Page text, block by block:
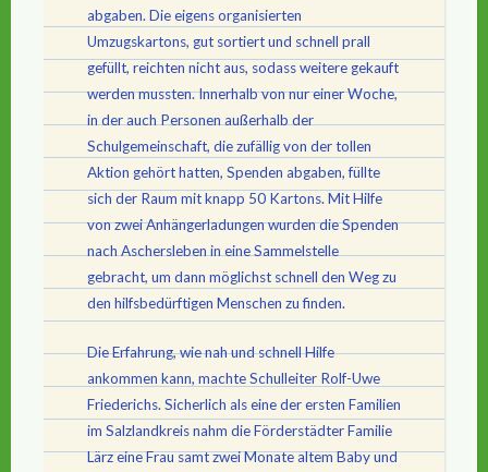
abgaben. Die eigens organisierten
Umzugskartons, gut sortiert und schnell prall
gefüllt, reichten nicht aus, sodass weitere gekauft
werden mussten. Innerhalb von nur einer Woche,
in der auch Personen außerhalb der
Schulgemeinschaft, die zufällig von der tollen
Aktion gehört hatten, Spenden abgaben, füllte
sich der Raum mit knapp 50 Kartons. Mit Hilfe
von zwei Anhängerladungen wurden die Spenden
nach Aschersleben in eine Sammelstelle
gebracht, um dann möglichst schnell den Weg zu
den hilfsbedürftigen Menschen zu finden.
Die Erfahrung, wie nah und schnell Hilfe
ankommen kann, machte Schulleiter Rolf-Uwe
Friederichs. Sicherlich als eine der ersten Familien
im Salzlandkreis nahm die Förderstädter Familie
Lärz eine Frau samt zwei Monate altem Baby und